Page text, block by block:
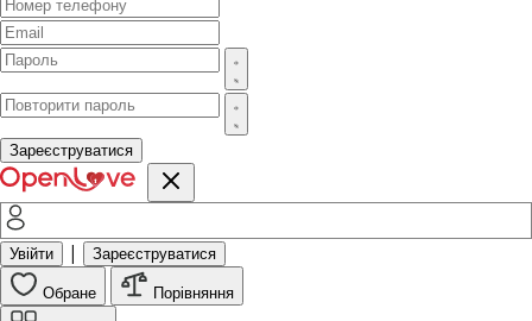
Зареєструватися
Увійти | Зареєструватися
Обране Порівняння